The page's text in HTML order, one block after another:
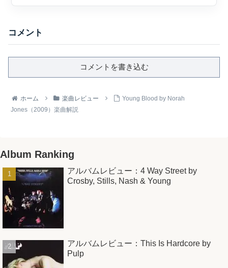
コメント
コメントを書き込む
ホーム 楽曲レビュー
Young Blood by Norah
Jones（2009）楽曲解説
Album Ranking
アルバムレビュー：4 Way Street by
Crosby, Stills, Nash & Young
アルバムレビュー：This Is Hardcore by
Pulp